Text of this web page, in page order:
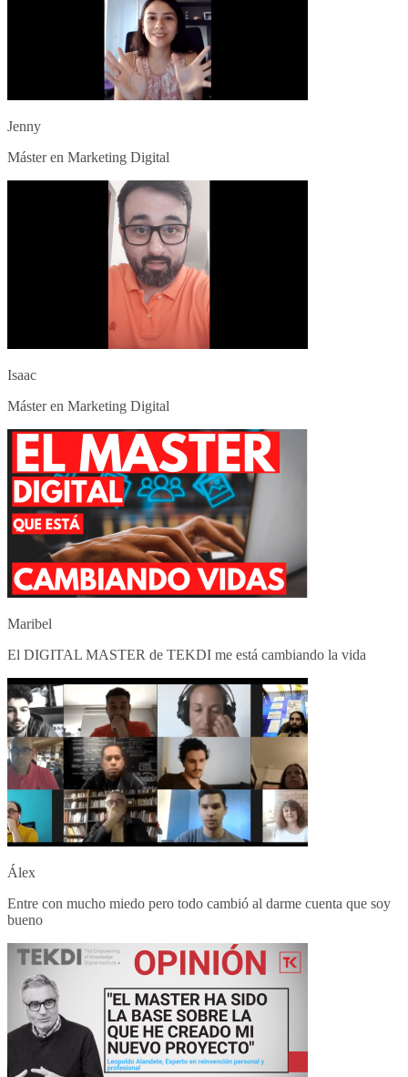
Jenny
Máster en Marketing Digital
Isaac
Máster en Marketing Digital
Maribel
El DIGITAL MASTER de TEKDI me está cambiando la vida
Álex
Entre con mucho miedo pero todo cambió al darme cuenta que soy
bueno